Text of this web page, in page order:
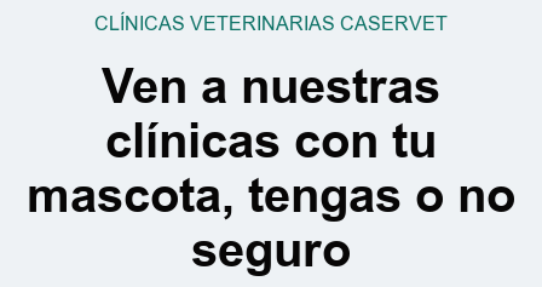
CLÍNICAS VETERINARIAS CASERVET
Ven a nuestras
clínicas con tu
mascota, tengas o no
seguro